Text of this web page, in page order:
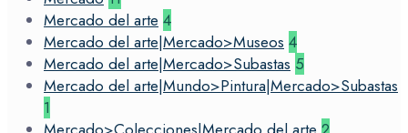
Mercado del arte 4
Mercado del arte|Mercado>Museos 4
Mercado del arte|Mercado>Subastas 5
Mercado del arte|Mundo>Pintura|Mercado>Subastas
1